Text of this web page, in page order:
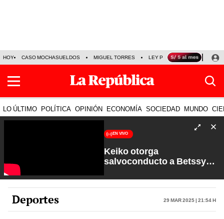
HOY CASO MOCHASUELDOS MIGUEL TORRES LEY PULPÍN PRECIO DEL
LO ÚLTIMO POLÍTICA OPINIÓN ECONOMÍA SOCIEDAD MUNDO
EN VIVO
Keiko otorga
salvoconducto a Betssy
Petroperú | Sin Guion con
Rosa María Palacios
Deportes 29 Mar 2025 | 21:54 h